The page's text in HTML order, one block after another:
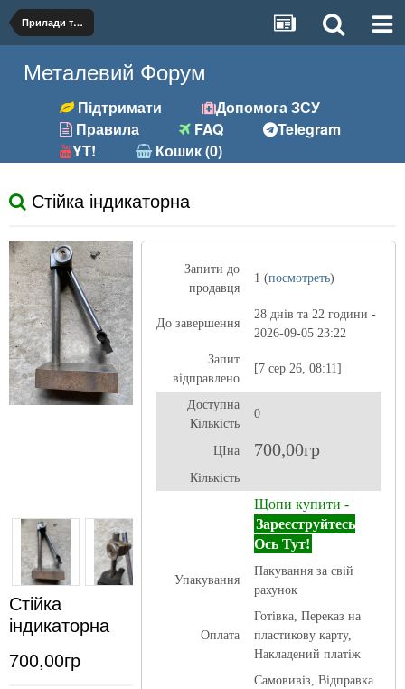
Прилади та устаткування
Металевий Форум
Підтримати
Допомога ЗСУ
Правила
FAQ
Telegram
YT!
Кошик (0)
Стійка індикаторна
Стійка
індикаторна
700,00гр
Запити до
продавця
1 (посмотреть)
До завершення
28 днів та 22 години -
2026-09-05 23:22
Запит
відправлено
[7 сер 26, 08:11]
Доступна
Кількість
0
ЦІна 700,00гр
Кількість
Щопи купити -
Зареєструйтесь
Ось Тут!
Упакування
Пакування за свій
рахунок
Оплата
Готівка, Переказ на
пластикову карту,
Накладений платіж
Самовивіз, Відправка